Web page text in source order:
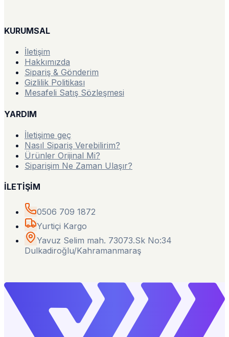
KURUMSAL
İletişim
Hakkımızda
Sipariş & Gönderim
Gizlilik Politikası
Mesafeli Satış Sözleşmesi
YARDIM
İletişime geç
Nasıl Sipariş Verebilirim?
Ürünler Orijinal Mi?
Siparişim Ne Zaman Ulaşır?
İLETİŞİM
0506 709 1872
Yurtiçi Kargo
Yavuz Selim mah. 73073.Sk No:34
Dulkadiroğlu/Kahramanmaraş